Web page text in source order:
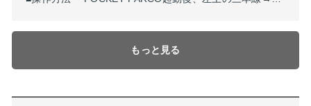
もっと見る